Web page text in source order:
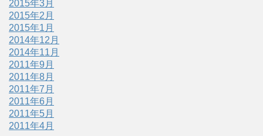
2015年3月
2015年2月
2015年1月
2014年12月
2014年11月
2011年9月
2011年8月
2011年7月
2011年6月
2011年5月
2011年4月